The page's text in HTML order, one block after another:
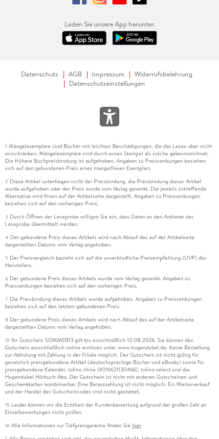
nahbarer und authentischer gewesen wären.
Laden Sie unsere App herunter.
Datenschutz AGB Impressum
Widerrufsbelehrung
Datenschutzeinstellungen
1 Mängelexemplare sind Bücher mit leichten Beschädigungen, die das Lesen aber nicht
einschränken. Mängelexemplare sind durch einen Stempel als solche gekennzeichnet.
Die frühere Buchpreisbindung ist aufgehoben. Angaben zu Preissenkungen beziehen
sich auf den gebundenen Preis eines mangelfreien Exemplars.
2 Diese Artikel unterliegen nicht der Preisbindung, die Preisbindung dieser Artikel
wurde aufgehoben oder der Preis wurde vom Verlag gesenkt. Die jeweils zutreffende
Alternative wird Ihnen auf der Artikelseite dargestellt. Angaben zu Preissenkungen
beziehen sich auf den vorherigen Preis.
3 Durch Öffnen der Leseprobe willigen Sie ein, dass Daten an den Anbieter der
Leseprobe übermittelt werden.
4 Der gebundene Preis dieses Artikels wird nach Ablauf des auf der Artikelseite
dargestellten Datums vom Verlag angehoben.
5 Der Preisvergleich bezieht sich auf die unverbindliche Preisempfehlung (UVP) des
Herstellers.
6 Der gebundene Preis dieses Artikels wurde vom Verlag gesenkt. Angaben zu
Preissenkungen beziehen sich auf den vorherigen Preis.
7 Die Preisbindung dieses Artikels wurde aufgehoben. Angaben zu Preissenkungen
beziehen sich auf den letzten gebundenen Preis.
8 Der gebundene Preis dieses Artikels wird nach Ablauf des auf der Artikelseite
dargestellten Datums vom Verlag angehoben.
12 Ihr Gutschein SOMMER13 gilt bis einschließlich 10.08.2026. Sie können den
Gutschein ausschließlich online einlösen unter www.hugendubel.de. Keine Bestellung
zur Abholung mit Zahlung in der Filiale möglich. Der Gutschein ist nicht gültig für
gesetzlich preisgebundene Artikel (deutschsprachige Bücher und eBooks) sowie für
preisgebundene Kalender, tolino shine (4016621130466), tolino select und das
Hugendubel Hörbuch Abo. Der Gutschein ist nicht mit anderen Gutscheinen und
Geschenkkarten kombinierbar. Eine Barauszahlung ist nicht möglich. Ein Weiterverkauf
und der Handel des Gutscheincodes sind nicht gestattet.
15 Leider können wir die Echtheit der Kundenbewertung aufgrund der großen Zahl an
Einzelbewertungen nicht prüfen.
16 Alle Informationen zur Tiefpreisgarantie finden Sie hier